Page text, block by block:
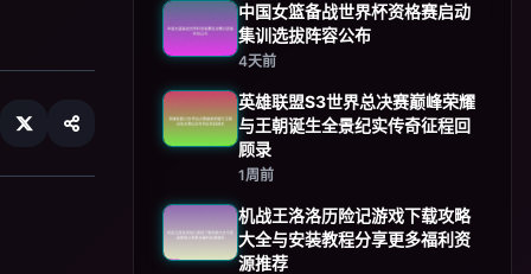
中国女篮备战世界杯资格赛启动
集训选拔阵容公布
4天前
英雄联盟S3世界总决赛巅峰荣耀
与王朝诞生全景纪实传奇征程回
顾录
1周前
机战王洛洛历险记游戏下载攻略
大全与安装教程分享更多福利资
源推荐